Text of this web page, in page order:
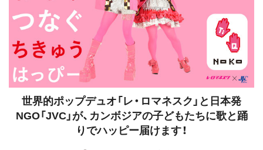
世界的ポップデュオ「レ・ロマネスク」と日本発
NGO「JVC」が、カンボジアの子どもたちに歌と踊
りでハッピー届けます！